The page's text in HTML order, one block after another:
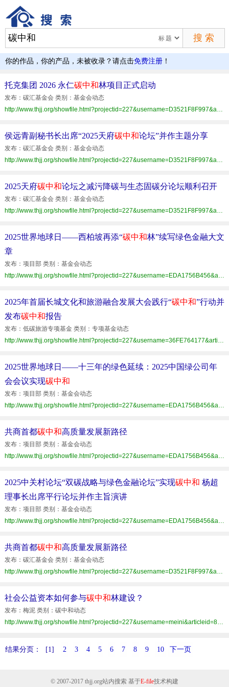
你的作品，你的产品，未被收录？请点击免费注册 ！
托克集团 2026 永仁碳中和林项目正式启动
发布：碳汇基金会 类别：基金会动态
http://www.thjj.org/showfile.html?projectid=227&username=D3521F8F997&articleid=4F33404D9BE94A38BB15E28B87137A21
侯远青副秘书长出席“2025天府碳中和论坛”并作主题分享
发布：碳汇基金会 类别：基金会动态
http://www.thjj.org/showfile.html?projectid=227&username=D3521F8F997&articleid=F80B064EC94E44448DE2DA7D041A9242
2025天府碳中和论坛之减污降碳与生态固碳分论坛顺利召开
发布：碳汇基金会 类别：基金会动态
http://www.thjj.org/showfile.html?projectid=227&username=D3521F8F997&articleid=DC3917A8462144A3ABD4F12DF05AF1BF
2025世界地球日——西柏坡再添“碳中和林”续写绿色金融大文
章
发布：项目部 类别：基金会动态
http://www.thjj.org/showfile.html?projectid=227&username=EDA1756B456&articleid=EA3ADE86C0B3464C93D11B0A0305ED59
2025年首届长城文化和旅游融合发展大会践行“碳中和”行动并
发布碳中和报告
发布：低碳旅游专项基金 类别：专项基金动态
http://www.thjj.org/showfile.html?projectid=227&username=36FE764177&articleid=6AA53B1AF8D346A5AFA99A152A6AC53E
2025世界地球日——十三年的绿色延续：2025中国绿公司年
会会议实现碳中和
发布：项目部 类别：基金会动态
http://www.thjj.org/showfile.html?projectid=227&username=EDA1756B456&articleid=386AB385431B466FA948BEE5C8CAB5C9
共商首都碳中和高质量发展新路径
发布：项目部 类别：基金会动态
http://www.thjj.org/showfile.html?projectid=227&username=EDA1756B456&articleid=C6B7286244F248FB992C1D7194019813
2025中关村论坛“双碳战略与绿色金融论坛”实现碳中和 杨超
理事长出席平行论坛并作主旨演讲
发布：项目部 类别：基金会动态
http://www.thjj.org/showfile.html?projectid=227&username=EDA1756B456&articleid=28AB6E1EC01B404D8EEBEFCD9B9767C9
共商首都碳中和高质量发展新路径
发布：碳汇基金会 类别：基金会动态
http://www.thjj.org/showfile.html?projectid=227&username=D3521F8F997&articleid=1BB4B54C749D46E5AF6CAA10301DF6E7
社会公益资本如何参与碳中和林建设？
发布：梅泥 类别：碳中和动态
http://www.thjj.org/showfile.html?projectid=227&username=meini&articleid=8B07C62D16AC4BCEAF60F60D04F769E1
结果分页： [1] 2 3 4 5 6 7 8 9 10 下一页
© 2007-2017 thjj.org站内搜索 基于E-file技术构建